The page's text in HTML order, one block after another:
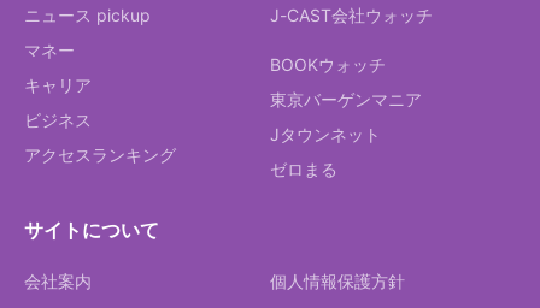
ニュース pickup
マネー
キャリア
ビジネス
アクセスランキング
J-CAST会社ウォッチ
BOOKウォッチ
東京バーゲンマニア
Jタウンネット
ゼロまる
サイトについて
会社案内
個人情報保護方針